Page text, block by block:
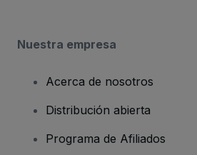
Nuestra empresa
Acerca de nosotros
Distribución abierta
Programa de Afiliados